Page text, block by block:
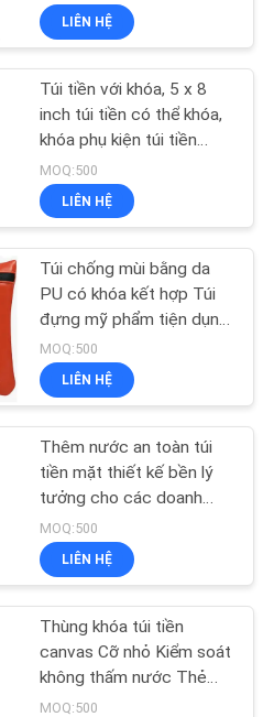
EVA
33
có
134
x 8,6 inch, Túi đựng phụ
kiện khóa nam và nữ để
tiền du lịch di động bảo
vệ hộ chiếu, đồ có giá trị
LIÊN HỆ
Túi tiền với khóa, 5 x 8
inch túi tiền có thể khóa,
khóa phụ kiện túi tiền
mặt, đồ trang sức, hộ
chiếu, thuốc, thẻ tín dụng
- Đen
MOQ:500
LIÊN HỆ
Túi chống mùi bằng da
PU có khóa kết hợp Túi
đựng mỹ phẩm tiện dụng
có tay cầm Túi đựng tiền
du lịch, Túi ngân hàng có
khóa kéo.
MOQ:500
LIÊN HỆ
Thêm nước an toàn túi
tiền mặt thiết kế bền lý
tưởng cho các doanh
nghiệp yêu cầu quản lý
tiền mặt an toàn và giải
pháp tiền gửi
MOQ:500
LIÊN HỆ
Thùng khóa túi tiền
canvas Cỡ nhỏ Kiểm soát
không thấm nước Thẻ
bảo mật tiền mặt cho
MOQ:500